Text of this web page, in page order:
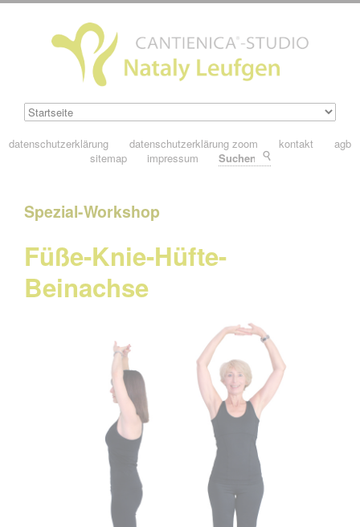
datenschutzerklärung datenschutzerklärung zoom kontakt
agb
sitemap
impressum
Spezial-Workshop
Füße-Knie-Hüfte-
Beinachse